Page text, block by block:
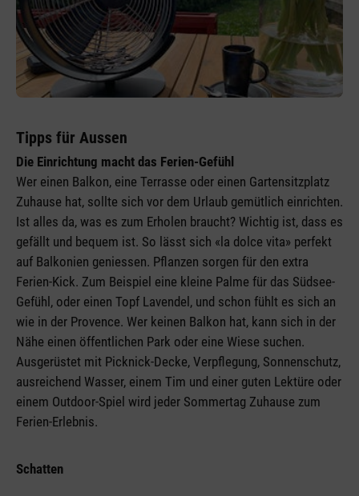
Tipps für Aussen
Die Einrichtung macht das Ferien-Gefühl
Wer einen Balkon, eine Terrasse oder einen Gartensitzplatz
Zuhause hat, sollte sich vor dem Urlaub gemütlich einrichten.
Ist alles da, was es zum Erholen braucht? Wichtig ist, dass es
gefällt und bequem ist. So lässt sich «la dolce vita» perfekt
auf Balkonien geniessen. Pflanzen sorgen für den extra
Ferien-Kick. Zum Beispiel eine kleine Palme für das Südsee-
Gefühl, oder einen Topf Lavendel, und schon fühlt es sich an
wie in der Provence. Wer keinen Balkon hat, kann sich in der
Nähe einen öffentlichen Park oder eine Wiese suchen.
Ausgerüstet mit Picknick-Decke, Verpflegung, Sonnenschutz,
ausreichend Wasser, einem Tim und einer guten Lektüre oder
einem Outdoor-Spiel wird jeder Sommertag Zuhause zum
Ferien-Erlebnis.
Schatten